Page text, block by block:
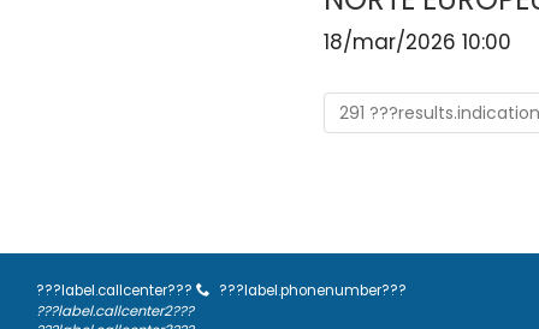
18/mar/2026 10:00
291
???label.callcenter???
???label.phonenumber???
???label.callcenter2???